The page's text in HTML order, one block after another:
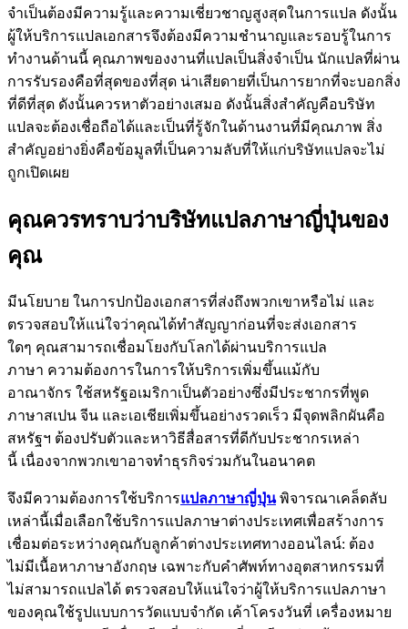
จำเป็นต้องมีความรู้และความเชี่ยวชาญสูงสุดในการแปล ดังนั้น
ผู้ให้บริการแปลเอกสารจึงต้องมีความชำนาญและรอบรู้ในการ
ทำงานด้านนี้ คุณภาพของงานที่แปลเป็นสิ่งจำเป็น นักแปลที่ผ่าน
การรับรองคือที่สุดของที่สุด น่าเสียดายที่เป็นการยากที่จะบอกสิ่ง
ที่ดีที่สุด ดังนั้นควรหาตัวอย่างเสมอ ดังนั้นสิ่งสำคัญคือบริษัท
แปลจะต้องเชื่อถือได้และเป็นที่รู้จักในด้านงานที่มีคุณภาพ สิ่ง
สำคัญอย่างยิ่งคือข้อมูลที่เป็นความลับที่ให้แก่บริษัทแปลจะไม่
ถูกเปิดเผย
คุณควรทราบว่าบริษัทแปลภาษาญี่ปุ่นของ
คุณ
มีนโยบาย ในการปกป้องเอกสารที่ส่งถึงพวกเขาหรือไม่ และ
ตรวจสอบให้แน่ใจว่าคุณได้ทำสัญญาก่อนที่จะส่งเอกสาร
ใดๆ คุณสามารถเชื่อมโยงกับโลกได้ผ่านบริการแปล
ภาษา ความต้องการในการให้บริการเพิ่มขึ้นแม้กับ
อาณาจักร ใช้สหรัฐอเมริกาเป็นตัวอย่างซึ่งมีประชากรที่พูด
ภาษาสเปน จีน และเอเชียเพิ่มขึ้นอย่างรวดเร็ว มีจุดพลิกผันคือ
สหรัฐฯ ต้องปรับตัวและหาวิธีสื่อสารที่ดีกับประชากรเหล่า
นี้ เนื่องจากพวกเขาอาจทำธุรกิจร่วมกันในอนาคต
จึงมีความต้องการใช้บริการแปลภาษาญี่ปุ่นพิจารณาเคล็ดลับ
เหล่านี้เมื่อเลือกใช้บริการแปลภาษาต่างประเทศเพื่อสร้างการ
เชื่อมต่อระหว่างคุณกับลูกค้าต่างประเทศทางออนไลน์: ต้อง
ไม่มีเนื้อหาภาษาอังกฤษ เฉพาะกับคำศัพท์ทางอุตสาหกรรมที่
ไม่สามารถแปลได้ ตรวจสอบให้แน่ใจว่าผู้ให้บริการแปลภาษา
ของคุณใช้รูปแบบการวัดแบบจำกัด เค้าโครงวันที่ เครื่องหมาย